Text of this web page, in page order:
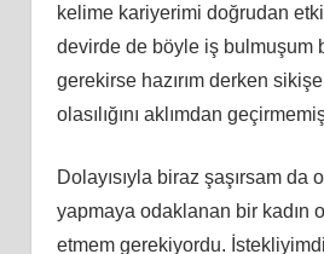
kelime kariyerimi doğrudan
devirde de böyle iş bulmuşum
gerekirse hazırım derken
olasılığını aklımdan
Dolayısıyla biraz şaşırsam da
yapmaya odaklanan bir kadın
etmem gerekiyordu.